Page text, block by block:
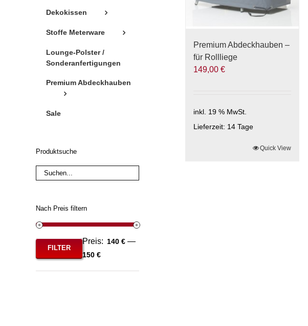
Premium Abdeckhauben –
für Rollliege
149,00€
inkl. 19 % MwSt.
Lieferzeit: 14 Tage
Quick View
Dekokissen
Stoffe Meterware
Lounge-Polster /
Sonderanfertigungen
Premium Abdeckhauben
Sale
Produktsuche
Nach Preis filtern
FILTER
Preis: 140 € —
150 €